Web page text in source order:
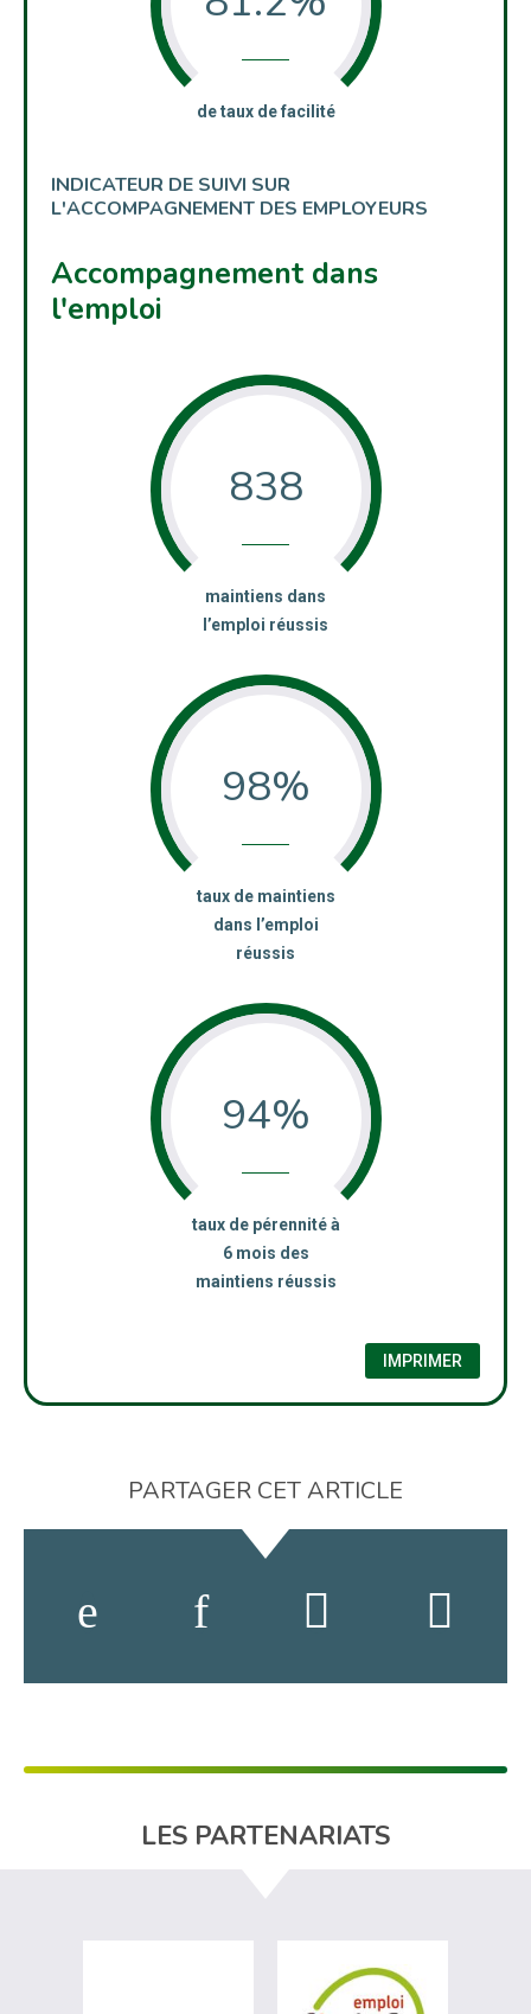
:de taux de facilité
INDICATEUR DE SUIVI SUR
L'ACCOMPAGNEMENT DES EMPLOYEURS
Accompagnement dans
l'emploi
838
:maintiens dans
l’emploi réussis
98%
:taux de maintiens
dans l’emploi
réussis
94%
:taux de pérennité à
6 mois des
maintiens réussis
IMPRIMER
PARTAGER CET ARTICLE
LES PARTENARIATS